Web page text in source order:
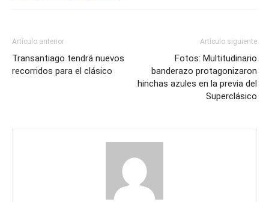
Artículo anterior
Transantiago tendrá nuevos
recorridos para el clásico
Artículo siguiente
Fotos: Multitudinario
banderazo protagonizaron
hinchas azules en la previa del
Superclásico